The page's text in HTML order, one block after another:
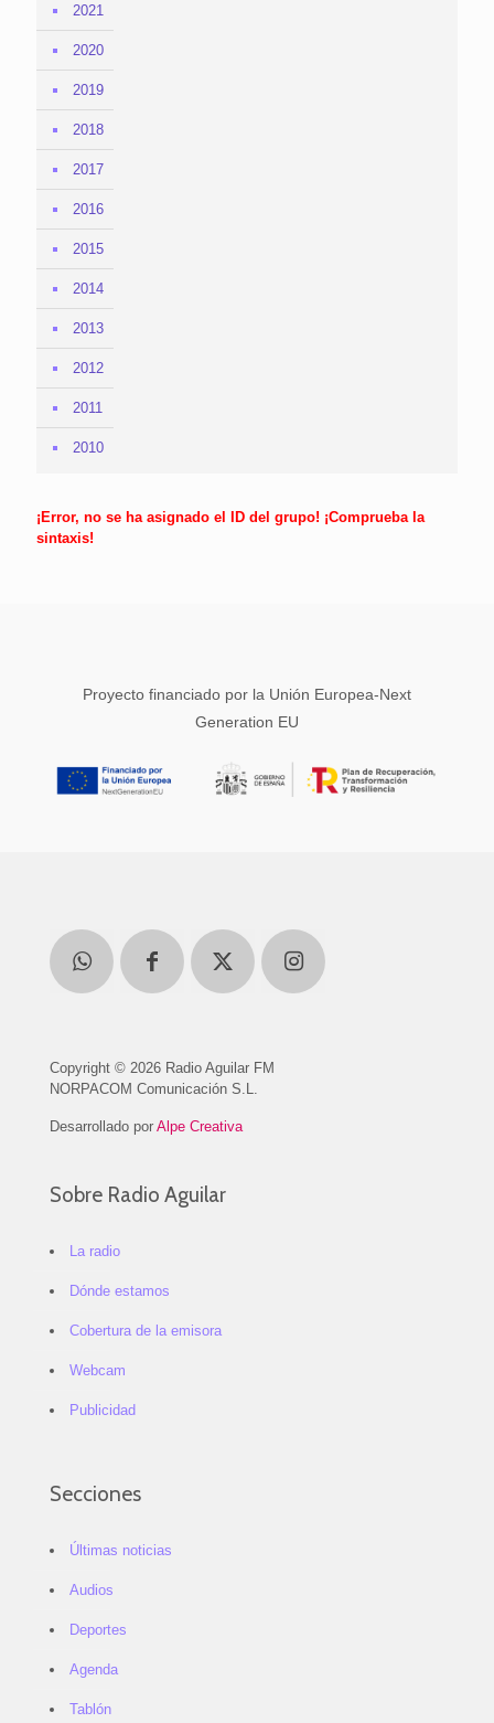
2021
2020
2019
2018
2017
2016
2015
2014
2013
2012
2011
2010
¡Error, no se ha asignado el ID del grupo! ¡Comprueba la
sintaxis!
Proyecto financiado por la Unión Europea-Next
Generation EU
Copyright © 2026 Radio Aguilar FM
NORPACOM Comunicación S.L.
Desarrollado por Alpe Creativa
Sobre Radio Aguilar
La radio
Dónde estamos
Cobertura de la emisora
Webcam
Publicidad
Secciones
Últimas noticias
Audios
Deportes
Agenda
Tablón